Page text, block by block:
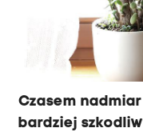
Czasem
bardziej